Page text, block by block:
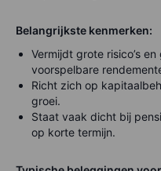
Belangrijkste kenmerken:
Vermijdt grote risico’s
voorspelbare
Richt zich op
groei.
Staat vaak dicht bij
op korte termijn.